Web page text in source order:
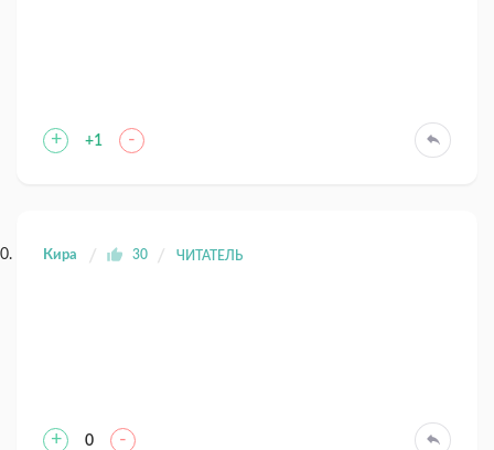
+ +1 -
Кира 30 ЧИТАТЕЛЬ
+ 0 -